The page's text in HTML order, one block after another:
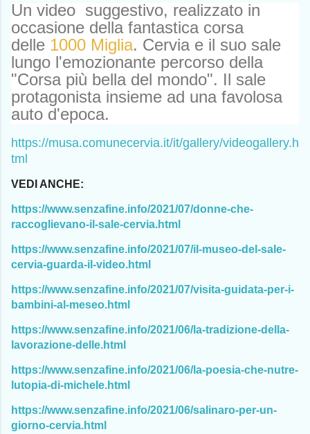
Un video suggestivo, realizzato in
occasione della fantastica corsa
delle 1000 Miglia. Cervia e il suo sale
lungo l'emozionante percorso della
"Corsa più bella del mondo". Il sale
protagonista insieme ad una favolosa
auto d'epoca.
https://musa.comunecervia.it/it/gallery/videogallery.h
tml
VEDI ANCHE:
https://www.senzafine.info/2021/07/donne-che-
raccoglievano-il-sale-cervia.html
https://www.senzafine.info/2021/07/il-museo-del-sale-
cervia-guarda-il-video.html
https://www.senzafine.info/2021/07/visita-guidata-per-i-
bambini-al-meseo.html
https://www.senzafine.info/2021/06/la-tradizione-della-
lavorazione-delle.html
https://www.senzafine.info/2021/06/la-poesia-che-nutre-
lutopia-di-michele.html
https://www.senzafine.info/2021/06/salinaro-per-un-
giorno-cervia.html